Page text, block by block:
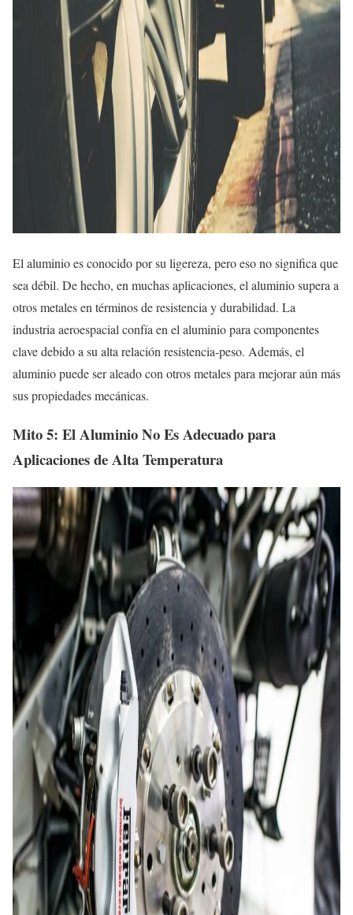
El aluminio es conocido por su ligereza, pero eso no significa que
sea débil. De hecho, en muchas aplicaciones, el aluminio supera a
otros metales en términos de resistencia y durabilidad. La
industria aeroespacial confía en el aluminio para componentes
clave debido a su alta relación resistencia-peso. Además, el
aluminio puede ser aleado con otros metales para mejorar aún más
sus propiedades mecánicas.
Mito 5: El Aluminio No Es Adecuado para
Aplicaciones de Alta Temperatura